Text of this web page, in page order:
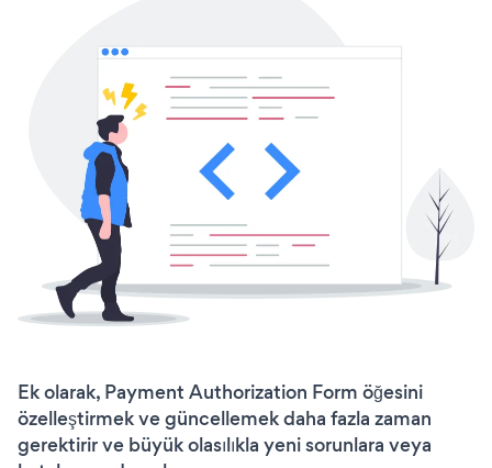
Ek olarak, Payment Authorization Form öğesini
özelleştirmek ve güncellemek daha fazla zaman
gerektirir ve büyük olasılıkla yeni sorunlara veya